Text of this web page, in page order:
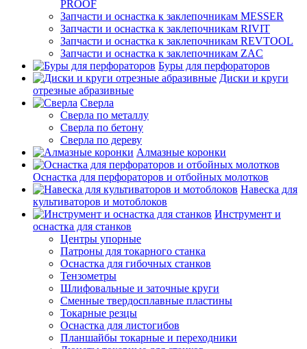
PROOF
Запчасти и оснастка к заклепочникам MESSER
Запчасти и оснастка к заклепочникам RIVIT
Запчасти и оснастка к заклепочникам REVTOOL
Запчасти и оснастка к заклепочникам ZAC
Буры для перфораторов
Диски и круги
отрезные абразивные
Сверла
Сверла по металлу
Сверла по бетону
Сверла по дереву
Алмазные коронки
Оснастка для перфораторов и отбойных молотков
Навеска для
культиваторов и мотоблоков
Инструмент и
оснастка для станков
Центры упорные
Патроны для токарного станка
Оснастка для гибочных станков
Тензометры
Шлифовальные и заточные круги
Сменные твердосплавные пластины
Токарные резцы
Оснастка для листогибов
Планшайбы токарные и переходники